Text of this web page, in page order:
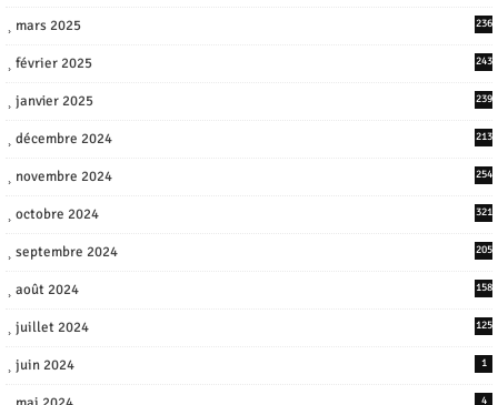
mars 2025 236
février 2025 243
janvier 2025 239
décembre 2024 213
novembre 2024 254
octobre 2024 321
septembre 2024 205
août 2024 158
juillet 2024 125
juin 2024 1
4